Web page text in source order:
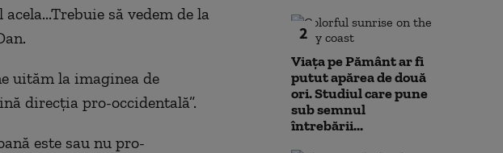
să vedem de la
uităm la imaginea de
direcția pro-occidentală”.
este sau nu pro-
2
Viața pe Pământ ar fi
putut apărea de două
ori. Studiul care pune
sub semnul
întrebării...